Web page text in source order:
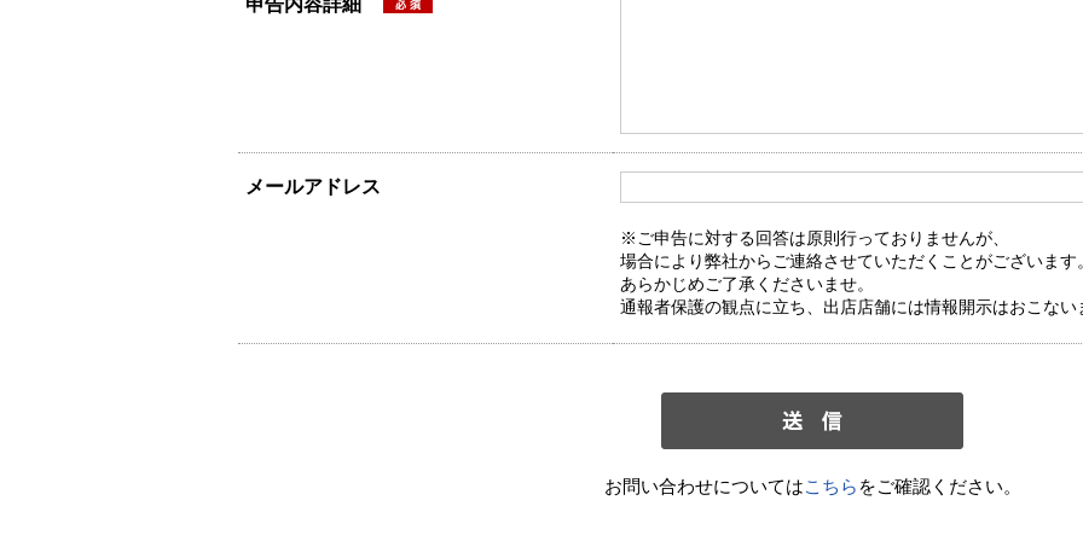
申告内容詳細
メールアドレス
※ご申告に対する回答は原則行っておりませんが、
場合により弊社からご連絡させていただくことがございます。
あらかじめご了承くださいませ。
通報者保護の観点に立ち、出店店舗には情報開示はおこない
お問い合わせについてはこちら をご確認ください。